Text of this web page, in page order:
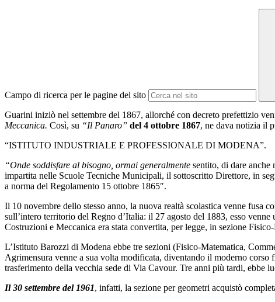
Campo di ricerca per le pagine del sito
Guarini iniziò nel settembre del 1867, allorché con decreto prefettizio
Meccanica. Così, su “Il Panaro” del 4 ottobre 1867, ne dava notizia il
“ISTITUTO INDUSTRIALE E PROFESSIONALE DI MODENA”.
“Onde soddisfare al bisogno, ormai generalmente sentito, di dare anche
impartita nelle Scuole Tecniche Municipali, il sottoscritto Direttore, in
a norma del Regolamento 15 ottobre 1865″.
Il 10 novembre dello stesso anno, la nuova realtà scolastica venne fusa
sull’intero territorio del Regno d’Italia: il 27 agosto del 1883, esso
Costruzioni e Meccanica era stata convertita, per legge, in sezione
L’Istituto Barozzi di Modena ebbe tre sezioni (Fisico-Matematica,
Agrimensura venne a sua volta modificata, diventando il moderno
trasferimento della vecchia sede di Via Cavour. Tre anni più tardi, ebbe
Il 30 settembre del 1961, infatti, la sezione per geometri acquistò